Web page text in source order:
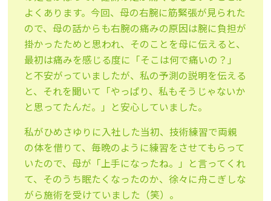
よくあります。今回、母の右腕に筋緊張が見られた
ので、母の話からも右腕の痛みの原因は腕に負担が
掛かったためと思われ、そのことを母に伝えると、
最初は痛みを感じる度に「そこは何で痛いの？」
と不安がっていましたが、私の予測の説明を伝える
と、それを聞いて「やっぱり、私もそうじゃないか
と思ってたんだ。」と安心していました。
私がひめさゆりに入社した当初、技術練習で両親
の体を借りて、毎晩のように練習をさせてもらって
いたので、母が「上手になったね。」と言ってくれ
て、そのうち眠たくなったのか、徐々に舟こぎしな
がら施術を受けていました（笑）。